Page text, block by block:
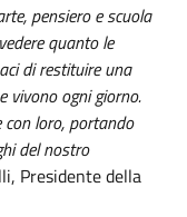
pensiero e scuola
quanto le
di restituire una
vivono ogni giorno.
loro, portando
del nostro
Presidente della